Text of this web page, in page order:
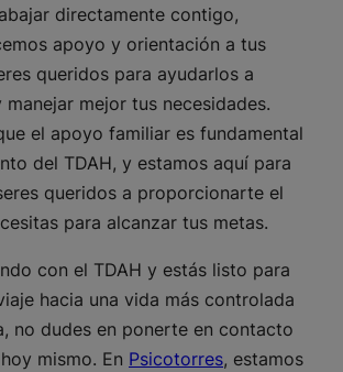
directamente contigo,
apoyo y orientación a tus
queridos para ayudarlos a
mejor tus necesidades.
el apoyo familiar es fundamental
del TDAH, y estamos aquí para
queridos a proporcionarte el
para alcanzar tus metas.
con el TDAH y estás listo para
hacia una vida más controlada
no dudes en ponerte en contacto
mismo. En Psicotorres, estamos